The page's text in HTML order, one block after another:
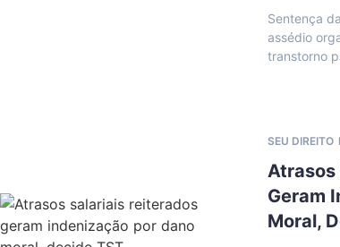
Sentença
assédio
transtorno
SEU DIREITO
Atrasos
Geram
Moral,